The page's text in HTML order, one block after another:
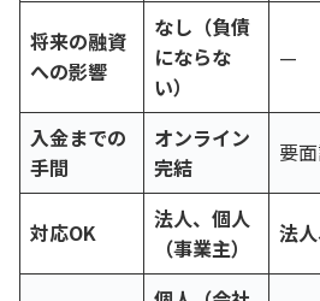
将来の融資
への影響
なし（負債
にならな
い）
—
入金までの
手間
オンライン
完結
要
対応OK
法人、個人
（事業主）
法